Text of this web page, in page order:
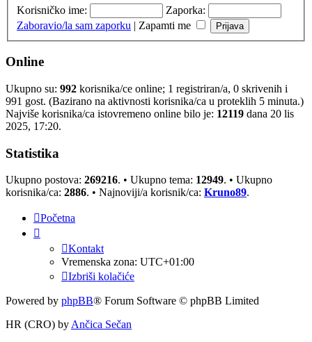
Korisničko ime:
Zaporka:
Zaboravio/la sam zaporku | Zapamti me
Online
Ukupno su: 992 korisnika/ce online; 1 registriran/a, 0 skrivenih i
991 gost. (Bazirano na aktivnosti korisnika/ca u proteklih 5 minuta.)
Najviše korisnika/ca istovremeno online bilo je: 12119 dana 20 lis
2025, 17:20.
Statistika
Ukupno postova: 269216. • Ukupno tema: 12949. • Ukupno
korisnika/ca: 2886. • Najnoviji/a korisnik/ca: Kruno89.
Početna
Kontakt
Vremenska zona: UTC+01:00
Izbriši kolačiće
Powered by phpBB® Forum Software © phpBB Limited
HR (CRO) by Ančica Sečan